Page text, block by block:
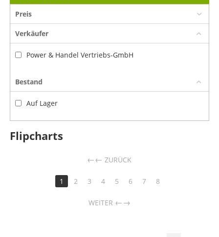
Preis
Verkäufer
Power & Handel Vertriebs-GmbH
Bestand
Auf Lager
Flipcharts
← ZURÜCK
1 2 3 4 5 6 7 8
WEITER →